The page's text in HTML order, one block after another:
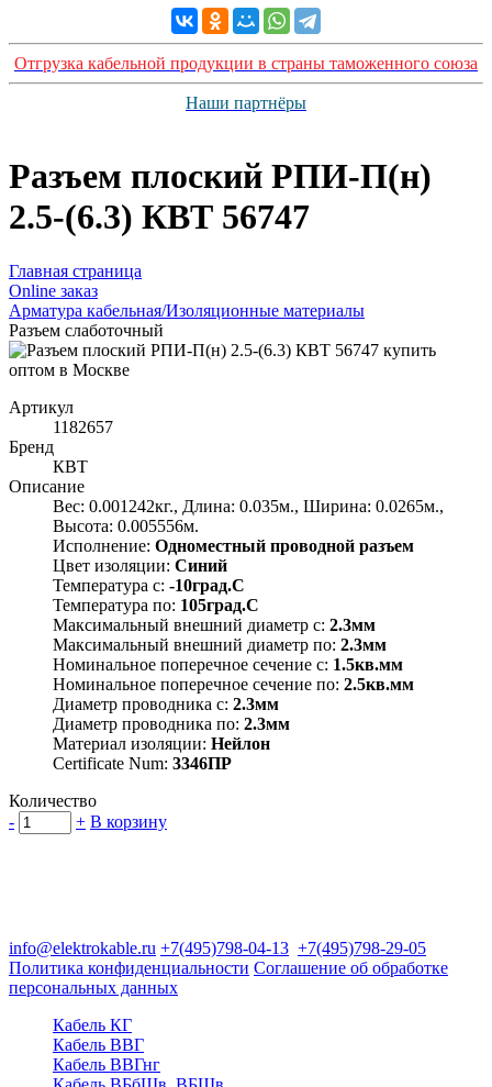
Отгрузка кабельной продукции в страны таможенного союза
Наши партнёры
Разъем плоский РПИ-П(н)
2.5-(6.3) КВТ 56747
Главная страница
Оnline заказ
Арматура кабельная/Изоляционные материалы
Разъем слаботочный
Артикул
1182657
Бренд
КВТ
Описание
Вес: 0.001242кг., Длина: 0.035м., Ширина: 0.0265м.,
Высота: 0.005556м.
Исполнение: Одноместный проводной разъем
Цвет изоляции: Синий
Температура с: -10град.C
Температура по: 105град.C
Максимальный внешний диаметр с: 2.3мм
Максимальный внешний диаметр по: 2.3мм
Номинальное поперечное сечение с: 1.5кв.мм
Номинальное поперечное сечение по: 2.5кв.мм
Диаметр проводника с: 2.3мм
Диаметр проводника по: 2.3мм
Материал изоляции: Нейлон
Certificate Num: 3346ПР
Количество
-
+ В корзину
info@elektrokable.ru +7(495)798-04-13 +7(495)798-29-05
Политика конфиденциальности Соглашение об обработке
персональных данных
Кабель КГ
Кабель ВВГ
Кабель ВВГнг